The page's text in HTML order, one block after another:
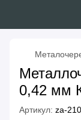
0,42 мм
Артикул: za-